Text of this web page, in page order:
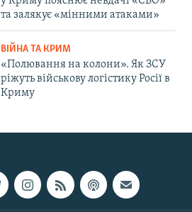
та залякує «мінними атаками»
ВІЙНА ТА КРИМ
«Полювання на колони». Як ЗСУ
ріжуть військову логістику Росії в
Криму